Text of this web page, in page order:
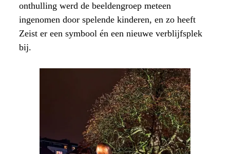
onthulling werd de beeldengroep meteen
ingenomen door spelende kinderen, en zo heeft
Zeist er een symbool én een nieuwe verblijfsplek
bij.